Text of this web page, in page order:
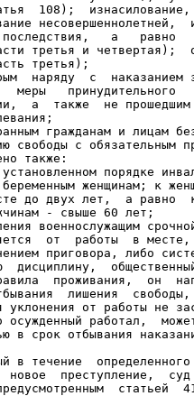
108);
несовершеннолетней,
а   равно
третья и четвертая);
наряду  с  наказанием
меры   принудительного
а  также  не прошедшим
гражданам и лицам
свободы с обязательным
порядке
женщинам; к
до двух лет,  а равно
военнослужащим
от  работы  в месте,
приговора, либо
дисциплину,
проживания,  он
лишения  свободы,
от работы не
работал,
в срок отбывания
в течение
новое  преступление,  суд
статьей